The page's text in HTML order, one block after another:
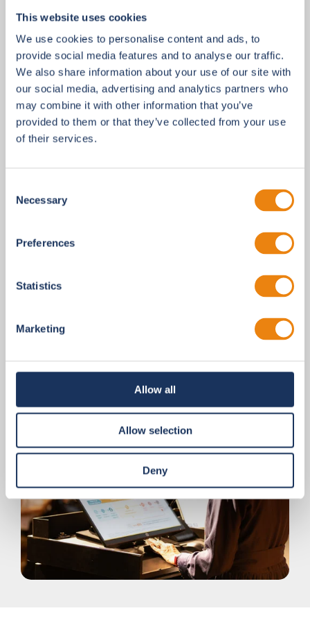
This website uses cookies
We use cookies to personalise content and ads, to
provide social media features and to analyse our traffic.
We also share information about your use of our site with
our social media, advertising and analytics partners who
may combine it with other information that you’ve
provided to them or that they’ve collected from your use
of their services.
Selection
Necessary
Preferences
Statistics
Marketing
Allow all
Allow selection
Deny
Kernleistungen im Überblick:
Remote-Speaker-Onboarding-Portal mit
personalisiertem Zugangundschrittweiser
Einreichung
Präsentations-Upload mit automatischer
Validierung und Zuordnung zu Session und Saal
vor Ort und remote,
Sessionqualität direkt. Indem inhaltliche Themen
bereits in der Pre-Production geklärt werden, kann sich
Durchführung